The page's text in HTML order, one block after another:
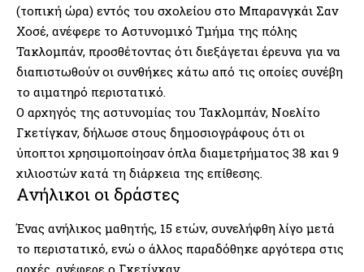
(τοπική ώρα) εντός του σχολείου στο Μπαρανγκάι Σαν
Χοσέ, ανέφερε το Αστυνομικό Τμήμα της πόλης
Τακλομπάν, προσθέτοντας ότι διεξάγεται έρευνα για να
διαπιστωθούν οι συνθήκες κάτω από τις οποίες συνέβη
το αιματηρό περιστατικό.
Ο αρχηγός της αστυνομίας του Τακλομπάν, Νοελίτο
Γκετίγκαν, δήλωσε στους δημοσιογράφους ότι οι
ύποπτοι χρησιμοποίησαν όπλα διαμετρήματος 38 και 9
χιλιοστών κατά τη διάρκεια της επίθεσης.
Ανήλικοι οι δράστες
Ένας ανήλικος μαθητής, 15 ετών, συνελήφθη λίγο μετά
το περιστατικό, ενώ ο άλλος παραδόθηκε αργότερα στις
αρχές, ανέφερε ο Γκετίγκαν.